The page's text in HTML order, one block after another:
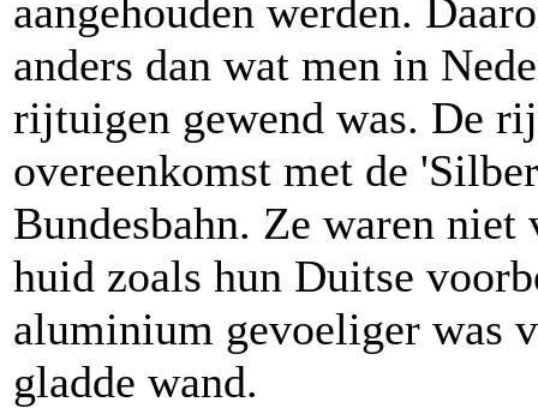
aangehouden werden.
anders dan wat men in
rijtuigen gewend was. De
overeenkomst met de
Bundesbahn. Ze waren
huid zoals hun Duitse
aluminium gevoeliger was
gladde wand.